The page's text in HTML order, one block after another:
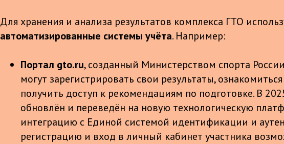
Для хранения и анализа результатов комплекса ГТО
автоматизированные системы учёта. Например:
Портал gto.ru, созданный Министерством спорта
могут зарегистрировать свои результаты,
получить доступ к рекомендациям по подготовке. В
обновлён и переведён на новую технологическую
интеграцию с Единой системой идентификации и
регистрацию и вход в личный кабинет участника